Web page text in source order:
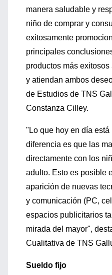
manera saludable y
niño de comprar y
exitosamente
principales
productos más
y atiendan ambos
de Estudios de TNS
Constanza Cilley.
"Lo que hoy en día
diferencia es que las
directamente con los
adulto. Esto es posible
aparición de nuevas
y comunicación (PC,
espacios publicitarios
mirada del mayor",
Cualitativa de TNS
Sueldo fijo